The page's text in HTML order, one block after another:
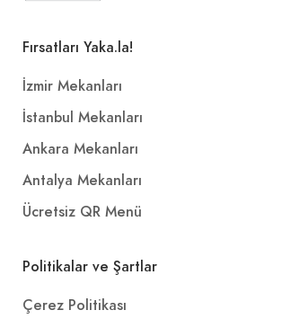
Fırsatları Yaka.la!
İzmir Mekanları
İstanbul Mekanları
Ankara Mekanları
Antalya Mekanları
Ücretsiz QR Menü
Politikalar ve Şartlar
Çerez Politikası